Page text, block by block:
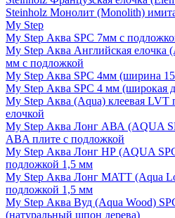
Steinholz Монолит (Monolith)
My Step
My Step Аква SPC 7мм c
My Step Аква Английская елочка
мм с подложкой
My Step Аква SPC 4мм (ширина
My Step Аква SPC 4 мм (широкая
My Step Аква (Aqua) клеевая
елочкой
My Step Аква Лонг АВА (AQUA
ABA плите с подложкой
My Step Аква Лонг НР (AQUA
подложкой 1,5 мм
My Step Аква Лонг MATT (Aqua
подложкой 1,5 мм
My Step Аква Вуд (Aqua Wood)
(натуральный шпон дерева)